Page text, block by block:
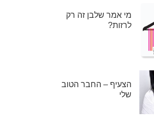
מי אמר שלבן זה רק
לרזות?
הצעיף – החבר הטוב
שלי